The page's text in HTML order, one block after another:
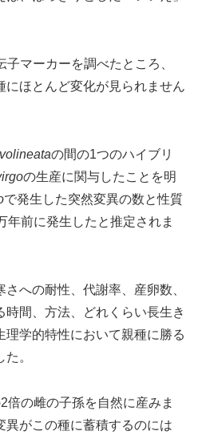
子マーカーを調べたところ、
にほとんど変化が見られません
の間の1つのハイブリ
の生産に関与したことを明
で発生した突然変異の数と性質
年前に発生したと推定されま
への耐性、代謝率、産卵数、
時間、方法、どれくらい長生き
学的特性において親種に勝る
。
倍の雌の子孫を自然に産みま
異がこの種に蓄積するのには